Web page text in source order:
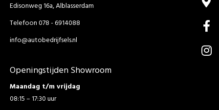
Edisonweg 16a, Alblasserdam
Telefoon 078 - 6914088
info@autobedrijfsels.nl
Openingstijden Showroom
Maandag t/m vrijdag
08:15 – 17:30 uur